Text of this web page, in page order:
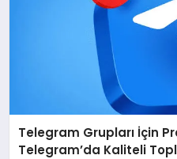
Telegram Grupları İçin
Telegram’da Kaliteli